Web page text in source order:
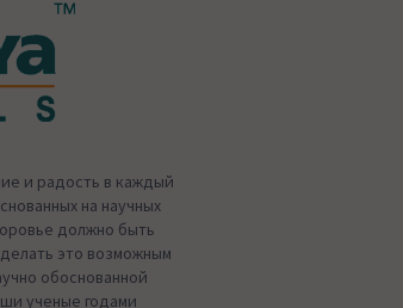
и радость в каждый
на научных
должно быть
это возможным
обоснованной
ученые годами